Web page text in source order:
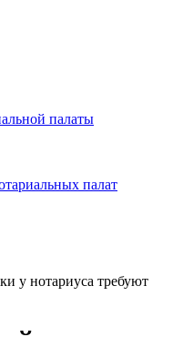
палаты
палат
у нотариуса требуют